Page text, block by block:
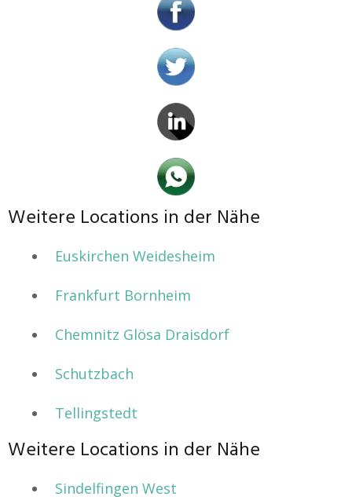
Weitere Locations in der Nähe
Euskirchen Weidesheim
Frankfurt Bornheim
Chemnitz Glösa Draisdorf
Schutzbach
Tellingstedt
Weitere Locations in der Nähe
Sindelfingen West